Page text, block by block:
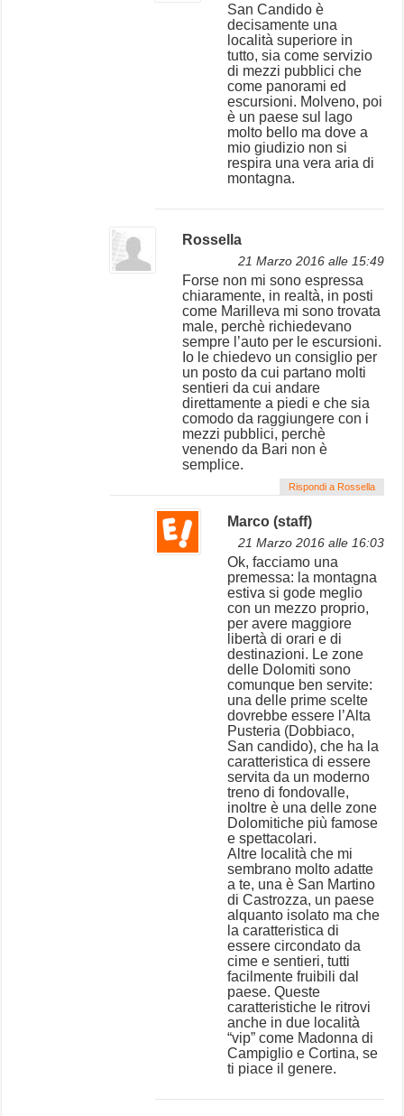
San Candido è
decisamente una
località superiore in
tutto, sia come servizio
di mezzi pubblici che
come panorami ed
escursioni. Molveno, poi
è un paese sul lago
molto bello ma dove a
mio giudizio non si
respira una vera aria di
montagna.
Rossella
21 Marzo 2016 alle 15:49
Forse non mi sono espressa
chiaramente, in realtà, in posti
come Marilleva mi sono trovata
male, perchè richiedevano
sempre l’auto per le escursioni.
Io le chiedevo un consiglio per
un posto da cui partano molti
sentieri da cui andare
direttamente a piedi e che sia
comodo da raggiungere con i
mezzi pubblici, perchè
venendo da Bari non è
semplice.
Rispondi a Rossella
Marco (staff)
21 Marzo 2016 alle 16:03
Ok, facciamo una
premessa: la montagna
estiva si gode meglio
con un mezzo proprio,
per avere maggiore
libertà di orari e di
destinazioni. Le zone
delle Dolomiti sono
comunque ben servite:
una delle prime scelte
dovrebbe essere l’Alta
Pusteria (Dobbiaco,
San candido), che ha la
caratteristica di essere
servita da un moderno
treno di fondovalle,
inoltre è una delle zone
Dolomitiche più famose
e spettacolari.
Altre località che mi
sembrano molto adatte
a te, una è San Martino
di Castrozza, un paese
alquanto isolato ma che
la caratteristica di
essere circondato da
cime e sentieri, tutti
facilmente fruibili dal
paese. Queste
caratteristiche le ritrovi
anche in due località
“vip” come Madonna di
Campiglio e Cortina, se
ti piace il genere.